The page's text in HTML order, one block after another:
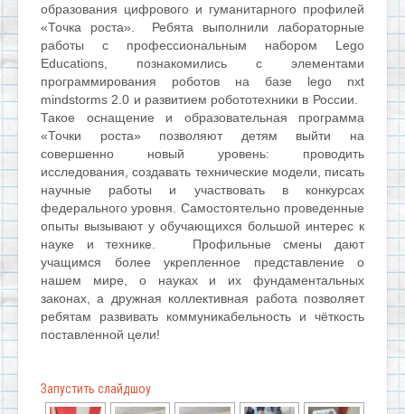
образования цифрового и гуманитарного профилей
«Точка роста».
Ребята выполнили лабораторные
работы с профессиональным набором Lego
Educations, познакомились с элементами
программирования роботов на базе lego nxt
mindstorms 2.0 и развитием робототехники в России.
Такое оснащение и образовательная программа
«Точки роста» позволяют детям выйти на
совершенно новый уровень: проводить
исследования, создавать технические модели, писать
научные работы и участвовать в конкурсах
федерального уровня. Самостоятельно проведенные
опыты вызывают у обучающихся большой интерес к
науке и технике.
Профильные смены дают
учащимся более укрепленное представление о
нашем мире, о науках и их фундаментальных
законах, а дружная коллективная работа позволяет
ребятам развивать коммуникабельность и чёткость
поставленной цели!
Запустить слайдшоу